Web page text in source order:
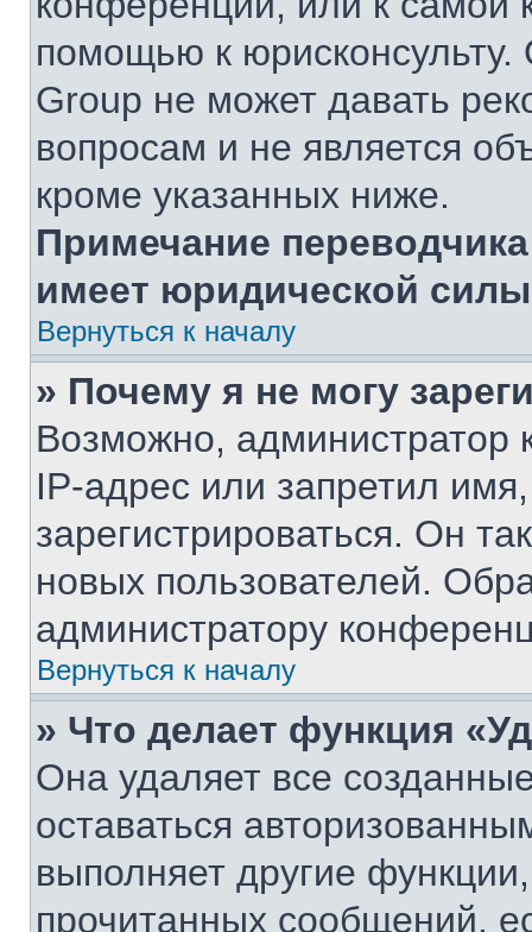
помощью к
Group не может давать
вопросам и не является
кроме указанных ниже.
Примечание
имеет юридической
Вернуться к началу
» Почему я не могу
Возможно, администратор
IP-адрес или запретил
зарегистрироваться. Он
новых пользователей.
администратору
Вернуться к началу
» Что делает функция
Она удаляет все
оставаться
выполняет другие
прочитанных сообщений,